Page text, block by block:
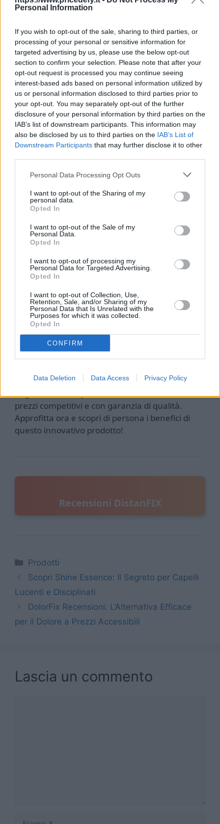
Personal Information
If you wish to opt-out of the sale, sharing to third parties, or
processing of your personal or sensitive information for
targeted advertising by us, please use the below opt-out
section to confirm your selection. Please note that after your
opt-out request is processed you may continue seeing
interest-based ads based on personal information utilized by
us or personal information disclosed to third parties prior to
your opt-out. You may separately opt-out of the further
disclosure of your personal information by third parties on the
IAB’s list of downstream participants. This information may
also be disclosed by us to third parties on the IAB’s List of
Downstream Participants that may further disclose it to other
Personal Data Processing Opt Outs
I want to opt-out of the Sharing of my
personal data.
Opted In
I want to opt-out of the Sale of my
Personal Data.
Opted In
I want to opt-out of processing my
Personal Data for Targeted Advertising.
Opted In
I want to opt-out of Collection, Use,
Retention, Sale, and/or Sharing of my
Personal Data that Is Unrelated with the
Purposes for which it was collected.
Opted In
CONFIRM
Data Deletion Data Access Privacy Policy
aiutata a raggiungere i suoi obiettivi di
Queste testimonianze sembrano confermare
l’efficacia di DistanFIX e suggeriscono che il
prodotto potrebbe essere una scelta
vantaggiosa per chi cerca un miglioramento
delle proprie performance senza dover investire
una fortuna. Tuttavia, è sempre consigliabile
effettuare una ricerca personale e valutare se le
caratteristiche specifiche del prodotto
soddisfano le proprie esigenze individuali prima
di effettuare un acquisto.
Sito web ufficiale DistanFIX
Sito Ufficiale
Il sito ufficiale di DistanFIX offre un’ampia
gamma di informazioni dettagliate sul prodotto,
comprese recensioni, caratteristiche e
testimonianze degli utenti. Puoi trovare ulteriori
Sito Ufficiale. Non perdere l’occasione di
prezzi competitivi e con garanzia di qualità.
Approfitta ora e scopri di persona i benefici di
questo innovativo prodotto!
Recensioni DistanFIX
Categorie
Prodotti
Scopri Shine Essence: Il Segreto per Capelli
Lucenti e Disciplinati
DolorFix Recensioni: L’Alternativa Efficace
per il Dolore a Prezzi Accessibili
Lascia un commento